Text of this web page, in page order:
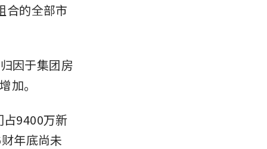
合的全部市
因于集团房
加。
9400万新
年底尚未